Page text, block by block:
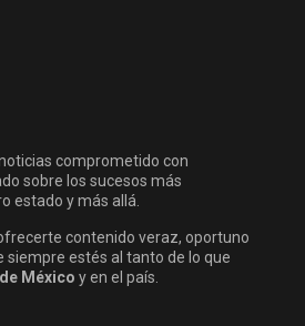
comprometido con
sobre los sucesos más
estado y más allá.
contenido veraz, oportuno
siempre estés al tanto de lo que
México y en el país.